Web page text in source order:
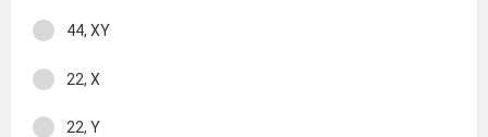
44, XY
22, Х
22, Y